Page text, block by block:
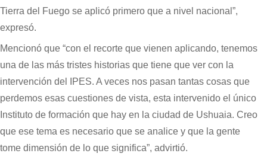
Tierra del Fuego se aplicó primero que a nivel nacional”,
expresó.
Mencionó que “con el recorte que vienen aplicando, tenemos
una de las más tristes historias que tiene que ver con la
intervención del IPES. A veces nos pasan tantas cosas que
perdemos esas cuestiones de vista, esta intervenido el único
Instituto de formación que hay en la ciudad de Ushuaia. Creo
que ese tema es necesario que se analice y que la gente
tome dimensión de lo que significa”, advirtió.